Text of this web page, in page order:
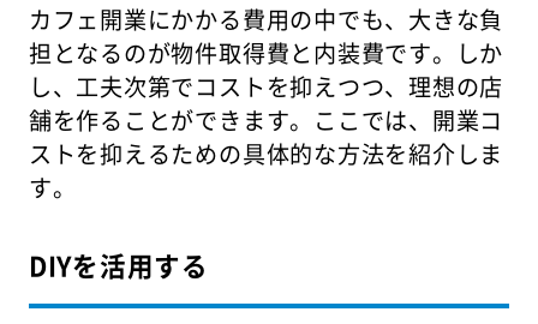
カフェ開業にかかる費用の中でも、大きな負
担となるのが物件取得費と内装費です。しか
し、工夫次第でコストを抑えつつ、理想の店
舗を作ることができます。ここでは、開業コ
ストを抑えるための具体的な方法を紹介しま
す。
DIYを活用する